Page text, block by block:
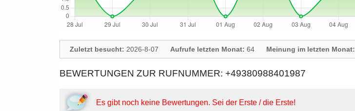
Zuletzt besucht: 2026-8-07 Aufrufe letzten Monat: 64 Meinung im letzten Monat:
BEWERTUNGEN ZUR RUFNUMMER: +49380988401987
Es gibt noch keine Bewertungen. Sei der Erste / die Erste!